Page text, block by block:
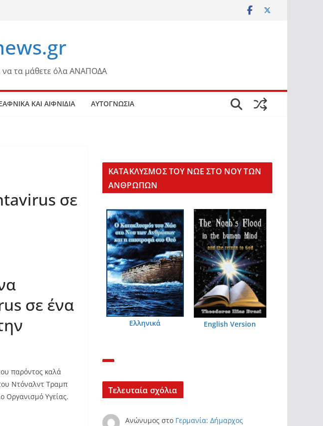
να τα μάθετε όλα ΑΝΑΠΟΔΑ
ΚΑΙ ΑΙΦΝΙΔΙΑ ΑΥΤΟΓΝΩΣΙΑ
σε
σε ένα
παρόντος καλά
Ντόναλντ Τραμπ
Οργανισμό Υγείας.
KΑΤΑΚΛΥΣΜΟΣ ΤΟΥ ΝΩΕ ΣΤΟ ΝΟΥ ΤΩΝ
ΑΝΘΡΩΠΩΝ
Ελληνικά English Version
Τελευταία σχόλια
Ανώνυμοςστο Γερμανία: Δήμαρχος